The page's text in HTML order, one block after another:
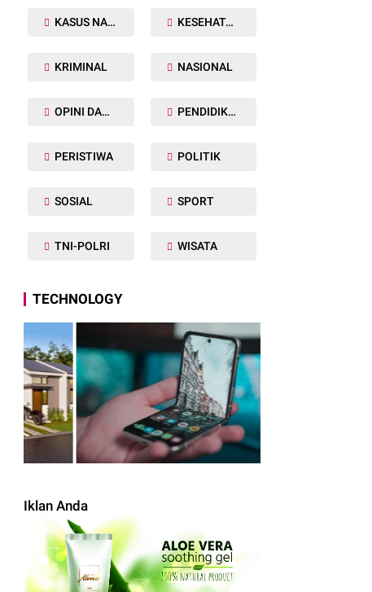
KASUS NARKOBA KESEHATAN TUBUH
KRIMINAL NASIONAL
OPINI DAN ARTIKEL PENDIDIKAN
PERISTIWA POLITIK
SOSIAL SPORT
TNI-POLRI WISATA
TECHNOLOGY
Iklan Anda